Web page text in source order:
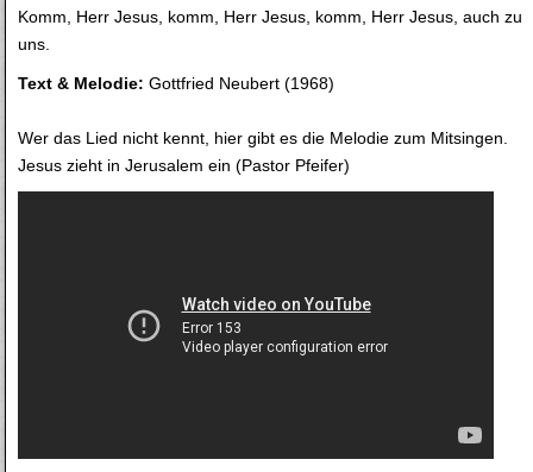
Komm, Herr Jesus, komm, Herr Jesus, komm, Herr Jesus, auch zu
uns.
Text & Melodie: Gottfried Neubert (1968)
Wer das Lied nicht kennt, hier gibt es die Melodie zum Mitsingen.
Jesus zieht in Jerusalem ein (Pastor Pfeifer)